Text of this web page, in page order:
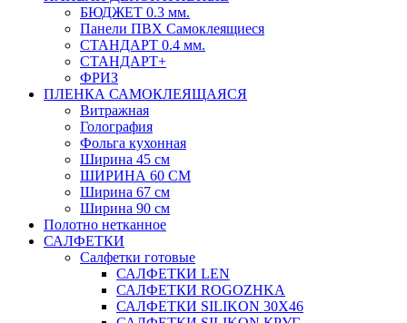
БЮДЖЕТ 0.3 мм.
Панели ПВХ Самоклеящиеся
СТАНДАРТ 0.4 мм.
СТАНДАРТ+
ФРИЗ
ПЛЕНКА САМОКЛЕЯЩАЯСЯ
Витражная
Голография
Фольга кухонная
Ширина 45 см
ШИРИНА 60 СМ
Ширина 67 см
Ширина 90 см
Полотно нетканное
САЛФЕТКИ
Салфетки готовые
САЛФЕТКИ LEN
САЛФЕТКИ ROGOZHKA
САЛФЕТКИ SILIKON 30Х46